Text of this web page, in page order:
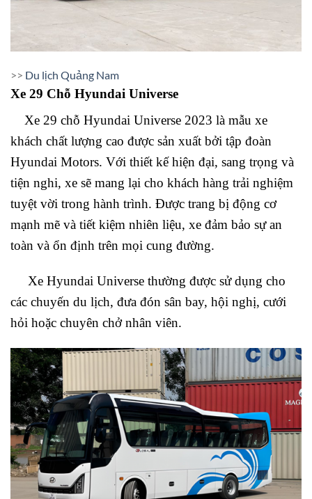
>> Du lịch Quảng Nam
Xe 29 Chỗ Hyundai Universe
Xe 29 chỗ Hyundai Universe 2023 là mẫu xe
khách chất lượng cao được sản xuất bởi tập đoàn
Hyundai Motors. Với thiết kế hiện đại, sang trọng và
tiện nghi, xe sẽ mang lại cho khách hàng trải nghiệm
tuyệt vời trong hành trình. Được trang bị động cơ
mạnh mẽ và tiết kiệm nhiên liệu, xe đảm bảo sự an
toàn và ổn định trên mọi cung đường.
Xe Hyundai Universe thường được sử dụng cho
các chuyến du lịch, đưa đón sân bay, hội nghị, cưới
hỏi hoặc chuyên chở nhân viên.